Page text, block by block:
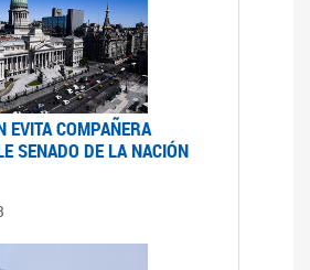
EVITA COMPAÑERA
SENADO DE LA NACIÓN